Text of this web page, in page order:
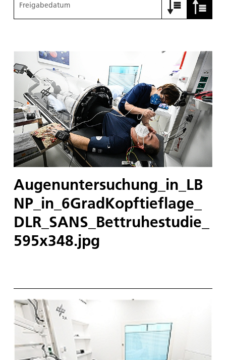
Freigabedatum
Augenuntersuchung_in_LB
NP_in_6GradKopftieflage_
DLR_SANS_Bettruhestudie_
595x348.jpg